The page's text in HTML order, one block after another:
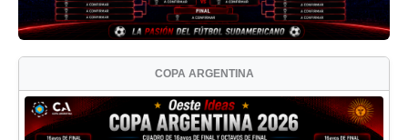
COPA ARGENTINA